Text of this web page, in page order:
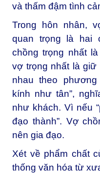
và thấm đậm tình
Trong hôn nhân,
quan trọng là hai
chồng trọng nhất
vợ trọng nhất là
nhau theo
kính như tân”,
như khách. Vì nếu
đạo thành”. Vợ
nên gia đạo.
Xét về phẩm chất
thống văn hóa từ